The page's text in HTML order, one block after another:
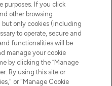
purposes. If you click
other browsing
only cookies (including
to operate, secure and
functionalities will be
manage your cookie
by clicking the “Manage
By using this site or
or "Manage Cookie